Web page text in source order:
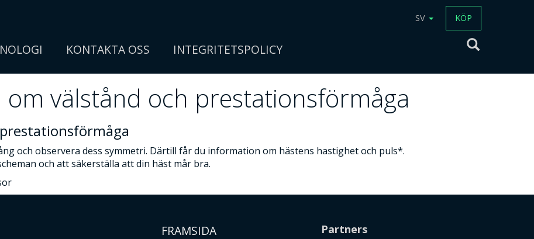
SV KÖP
KONTAKTA OSS INTEGRITETSPOLICY
välstånd och prestationsförmåga
och observera dess symmetri. Därtill får du information om hästens hastighet och puls*.
och att säkerställa att din häst mår bra.
FRAMSIDA
Partners